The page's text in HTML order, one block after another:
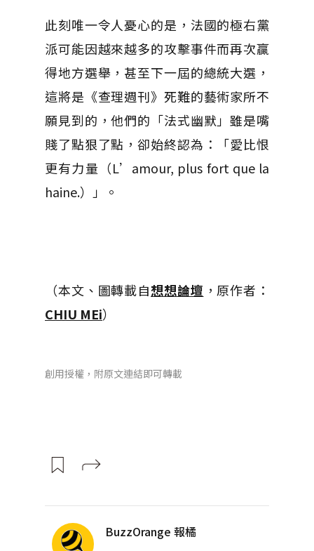
此刻唯一令人憂心的是，法國的極右黨
派可能因越來越多的攻擊事件而再次贏
得地方選舉，甚至下一屆的總統大選，
這將是《查理週刊》死難的藝術家所不
願見到的，他們的「法式幽默」雖是嘴
賤了點狠了點，卻始終認為：「愛比恨
更有力量（L’amour, plus fort que la
haine.）」。
（本文、圖轉載自想想論壇 ，原作者：
CHIU MEi）
創用授權，附原文連結即可轉載
BuzzOrange 報橘